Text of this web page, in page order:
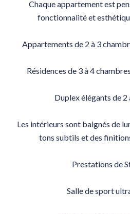
Chaque appartement est
fonctionnalité et
Appartements de 2 à 3
Résidences de 3 à 4
Duplex élégants de 2
Les intérieurs sont baignés de
tons subtils et des
Prestations de
Salle de sport